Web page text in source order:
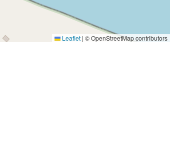
Leaflet | © OpenStreetMap contributors